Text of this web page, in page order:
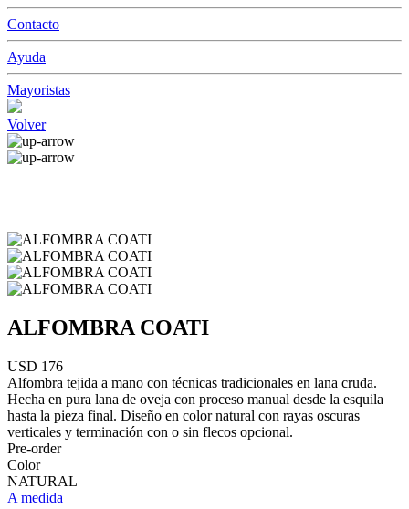
Contacto
Ayuda
Mayoristas
Volver
ALFOMBRA COATI
USD 176
Alfombra tejida a mano con técnicas tradicionales en lana cruda.
Hecha en pura lana de oveja con proceso manual desde la esquila
hasta la pieza final. Diseño en color natural con rayas oscuras
verticales y terminación con o sin flecos opcional.
Pre-order
Color
NATURAL
A medida